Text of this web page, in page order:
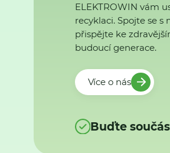
ELEKTROWIN vám
recyklaci. Spojte se
přispějte ke
budoucí generace.
Více o nás
Buďte